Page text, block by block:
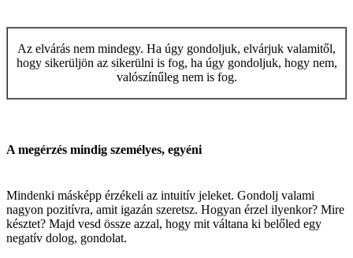
Az elvárás nem mindegy. Ha úgy gondoljuk, elvárjuk valamitől,
hogy sikerüljön az sikerülni is fog, ha úgy gondoljuk, hogy nem,
valószínűleg nem is fog.
A megérzés mindig személyes, egyéni
Mindenki másképp érzékeli az intuitív jeleket. Gondolj valami
nagyon pozitívra, amit igazán szeretsz. Hogyan érzel ilyenkor? Mire
késztet? Majd vesd össze azzal, hogy mit váltana ki belőled egy
negatív dolog, gondolat.